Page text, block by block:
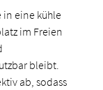
in eine kühle
im Freien
bleibt.
ab, sodass